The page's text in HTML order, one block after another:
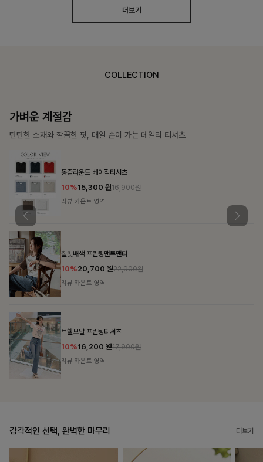
더보기
COLLECTION
가장 쉬운 코디
특별한 날부터 일상까지 함께하는 룩
감각적인 선택, 완벽한 마무리 더보기